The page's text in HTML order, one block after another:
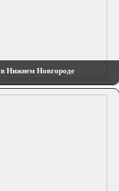
Нижнем Новгороде